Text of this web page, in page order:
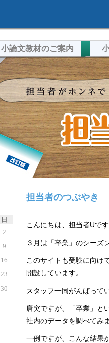
小論文教材のご案内
日
2
9
16
23
30
担当者のつぶやき
こんにちは、担当者Uで
３月は「卒業」のシーズ
このサイトも受験に向け
開設しています。
スタッフ一同がんばって
唐突ですが、「卒業」と
社内のデータを調べてみ
一例ですが、こんな結果